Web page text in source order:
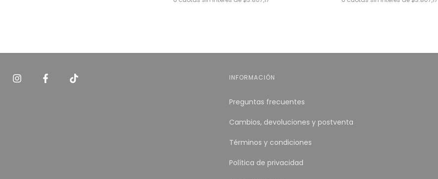
INFORMACIÓN
Preguntas frecuentes
Cambios, devoluciones y postventa
Términos y condiciones
Política de privacidad